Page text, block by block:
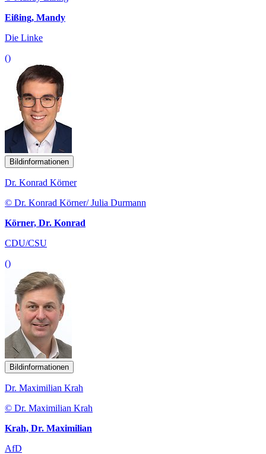
Eißing, Mandy
Die Linke
()
Bildinformationen
Dr. Konrad Körner
© Dr. Konrad Körner/ Julia Durmann
Körner, Dr. Konrad
CDU/CSU
()
Bildinformationen
Dr. Maximilian Krah
© Dr. Maximilian Krah
Krah, Dr. Maximilian
AfD